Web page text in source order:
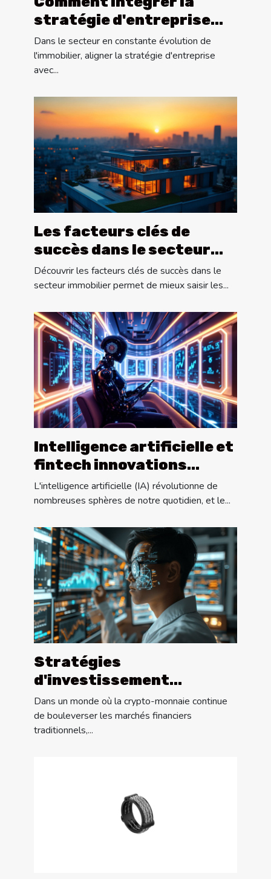
stratégie d'entreprise
dans la gestion de projets
immobiliers ?
Dans le secteur en constante évolution de
l'immobilier, aligner la stratégie d'entreprise
avec...
Les facteurs clés de
succès dans le secteur
immobilier
Découvrir les facteurs clés de succès dans le
secteur immobilier permet de mieux saisir les...
Intelligence artificielle et
fintech innovations
financières pour l'avenir
L'intelligence artificielle (IA) révolutionne de
nombreuses sphères de notre quotidien, et le...
Stratégies
d'investissement
émergentes en crypto-
monnaie pour 2023
Dans un monde où la crypto-monnaie continue
de bouleverser les marchés financiers
traditionnels,...